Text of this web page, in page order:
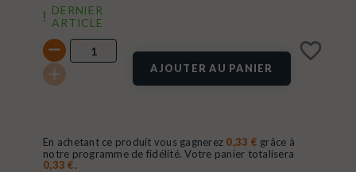
DERNIER
ARTICLE
AJOUTER AU PANIER
favorite_border
En achetant ce produit vous gagnerez 0,33 € grâce à
notre programme de fidélité. Votre panier totalisera
0,33 €.